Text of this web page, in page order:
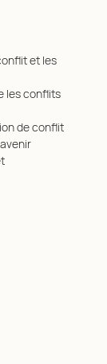
et les
les conflits
de conflit